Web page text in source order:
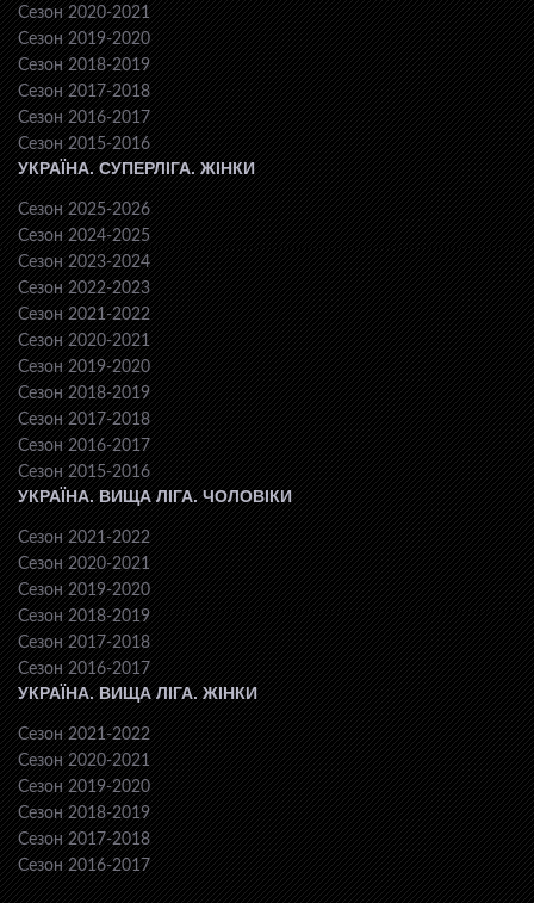
Сезон 2020-2021
Сезон 2019-2020
Сезон 2018-2019
Сезон 2017-2018
Сезон 2016-2017
Сезон 2015-2016
УКРАЇНА. СУПЕРЛІГА. ЖІНКИ
Сезон 2025-2026
Сезон 2024-2025
Сезон 2023-2024
Сезон 2022-2023
Сезон 2021-2022
Сезон 2020-2021
Сезон 2019-2020
Сезон 2018-2019
Сезон 2017-2018
Сезон 2016-2017
Сезон 2015-2016
УКРАЇНА. ВИЩА ЛІГА. ЧОЛОВІКИ
Сезон 2021-2022
Сезон 2020-2021
Сезон 2019-2020
Сезон 2018-2019
Сезон 2017-2018
Сезон 2016-2017
УКРАЇНА. ВИЩА ЛІГА. ЖІНКИ
Сезон 2021-2022
Сезон 2020-2021
Сезон 2019-2020
Сезон 2018-2019
Сезон 2017-2018
Сезон 2016-2017